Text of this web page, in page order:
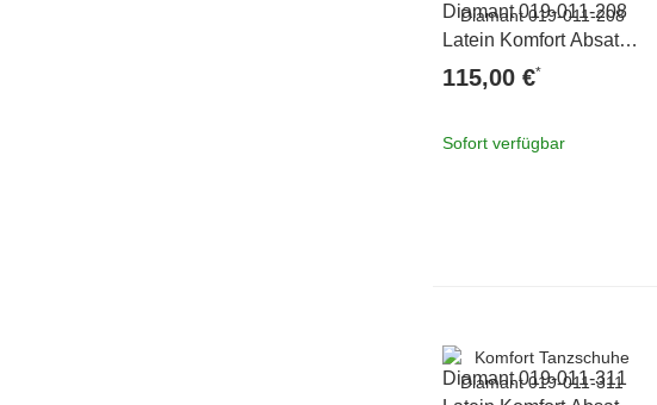
Diamant 019-011-208
Latein Komfort Absatz
4,2 cm 8 = 42
115,00 €*
Sofort verfügbar
Diamant 019-011-311